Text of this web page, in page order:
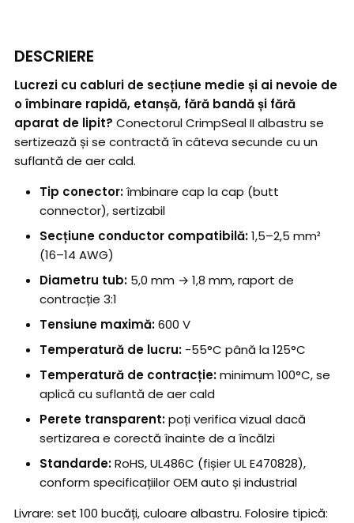
DESCRIERE
Lucrezi cu cabluri de secțiune medie și ai nevoie de
o îmbinare rapidă, etanșă, fără bandă și fără
aparat de lipit? Conectorul CrimpSeal II albastru se
sertizează și se contractă în câteva secunde cu un
suflantă de aer cald.
Tip conector:îmbinare cap la cap (butt
connector), sertizabil
Secțiune conductor compatibilă:1,5–2,5 mm²
(16–14 AWG)
Diametru tub: 5,0 mm → 1,8 mm, raport de
contracție 3:1
Tensiune maximă:600 V
Temperatură de lucru: -55°C până la 125°C
Temperatură de contracție:minimum 100°C, se
aplică cu suflantă de aer cald
Perete transparent:poți verifica vizual dacă
sertizarea e corectă înainte de a încălzi
Standarde:RoHS, UL486C (fișier UL E470828),
conform specificațiilor OEM auto și industrial
Livrare: set 100 bucăți, culoare albastru. Folosire tipică: